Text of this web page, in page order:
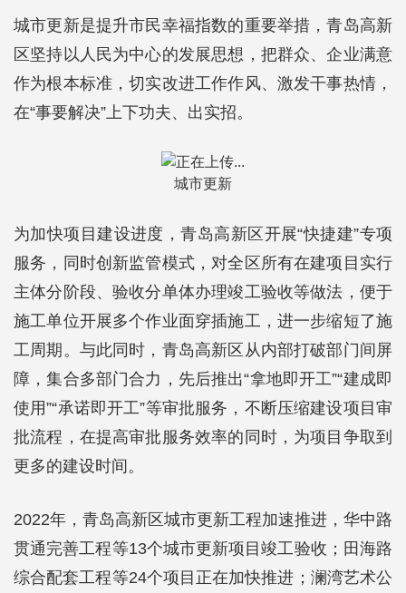
城市更新是提升市民幸福指数的重要举措，青岛高新
区坚持以人民为中心的发展思想，把群众、企业满意
作为根本标准，切实改进工作作风、激发干事热情，
在“事要解决”上下功夫、出实招。
城市更新
为加快项目建设进度，青岛高新区开展“快捷建”专项
服务，同时创新监管模式，对全区所有在建项目实行
主体分阶段、验收分单体办理竣工验收等做法，便于
施工单位开展多个作业面穿插施工，进一步缩短了施
工周期。与此同时，青岛高新区从内部打破部门间屏
障，集合多部门合力，先后推出“拿地即开工”“建成即
使用”“承诺即开工”等审批服务，不断压缩建设项目审
批流程，在提高审批服务效率的同时，为项目争取到
更多的建设时间。
2022年，青岛高新区城市更新工程加速推进，华中路
贯通完善工程等13个城市更新项目竣工验收；田海路
综合配套工程等24个项目正在加快推进；澜湾艺术公